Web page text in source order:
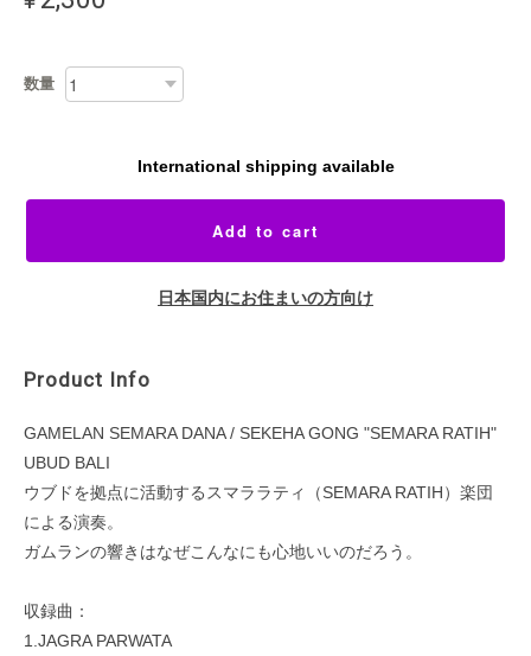
数量
International shipping available
Add to cart
日本国内にお住まいの方向け
Product Info
GAMELAN SEMARA DANA / SEKEHA GONG "SEMARA RATIH"
UBUD BALI
ウブドを拠点に活動するスマララティ（SEMARA RATIH）楽団
による演奏。
ガムランの響きはなぜこんなにも心地いいのだろう。
収録曲：
1.JAGRA PARWATA